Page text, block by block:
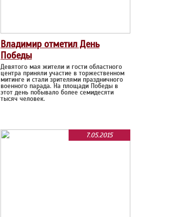
Владимир отметил День
Победы
Девятого мая жители и гости областного
центра приняли участие в торжественном
митинге и стали зрителями праздничного
военного парада. На площади Победы в
этот день побывало более семидесяти
тысяч человек.
7.05.2015